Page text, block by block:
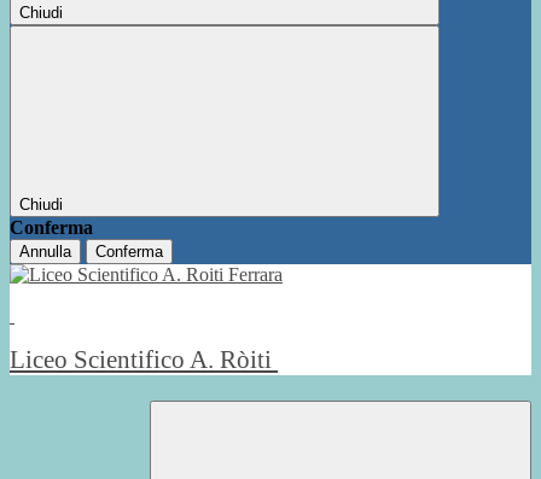
Chiudi
Chiudi
Conferma
Annulla Conferma
Liceo Scientifico A. Ròiti